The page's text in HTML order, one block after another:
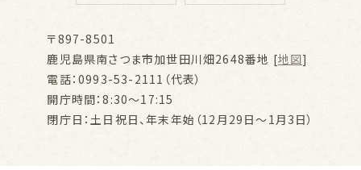
〒897-8501
鹿児島県南さつま市加世田川畑2648番地 [地図]
電話：0993-53-2111（代表）
開庁時間：8:30～17:15
閉庁日：土日祝日、年末年始（12月29日～1月3日）